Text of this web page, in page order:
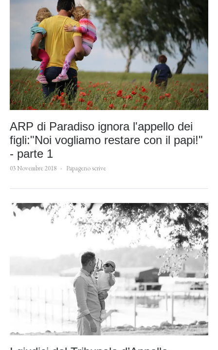
ARP di Paradiso ignora l'appello dei
figli:"Noi vogliamo restare con il papi!"
- parte 1
03 Novembre 2018 Papageno scrive